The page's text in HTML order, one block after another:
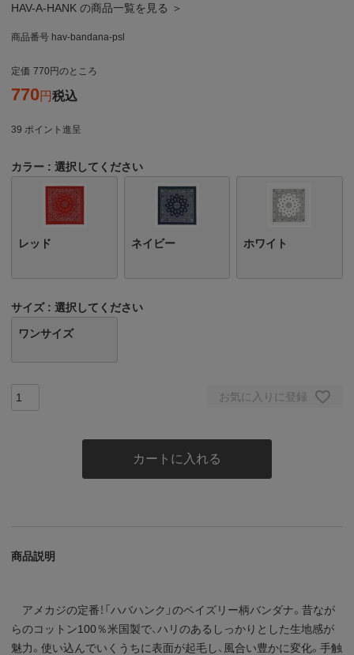
HAV-A-HANK の商品一覧を見る ＞
商品番号 hav-bandana-psl
定価 770 のところ
770 税込
39 ポイント進呈
カラー 選択してください
レッド ネイビー ホワイト
サイズ 選択してください
ワンサイズ
お気に入りに登録
カートに入れる
商品説明
アメカジの定番！「ハバハンク」のペイズリー柄バンダナ。昔なが
らのコットン100％米国製で、ハリのあるしっかりとした生地感が
魅力。使い込んでいくうちに表面が起毛し、風合い豊かに変化。手触